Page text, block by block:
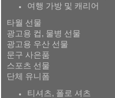
여행 가방 및 캐리어
타월 선물
광고용 컵, 물병 선물
광고용 우산 선물
문구 사은품
스포츠 선물
단체 유니폼
티셔츠, 폴로 셔츠